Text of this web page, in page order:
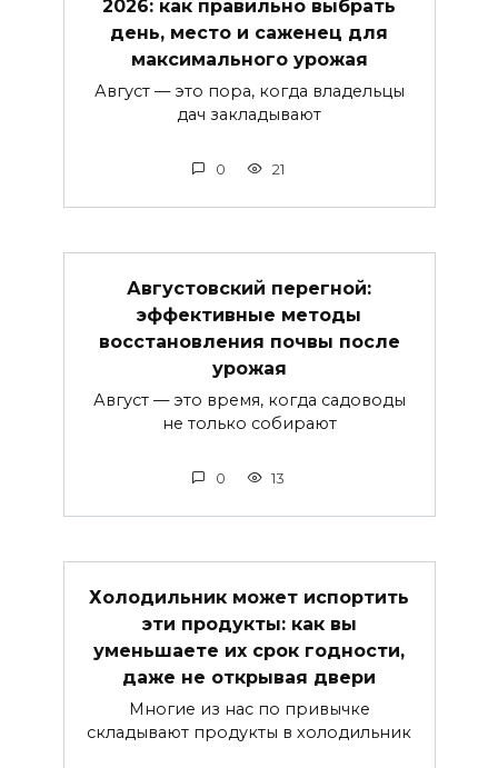
2026: как правильно выбрать
день, место и саженец для
максимального урожая
Август — это пора, когда владельцы
дач закладывают
0 21
Августовский перегной:
эффективные методы
восстановления почвы после
урожая
Август — это время, когда садоводы
не только собирают
0 13
Холодильник может испортить
эти продукты: как вы
уменьшаете их срок годности,
даже не открывая двери
Многие из нас по привычке
складывают продукты в холодильник